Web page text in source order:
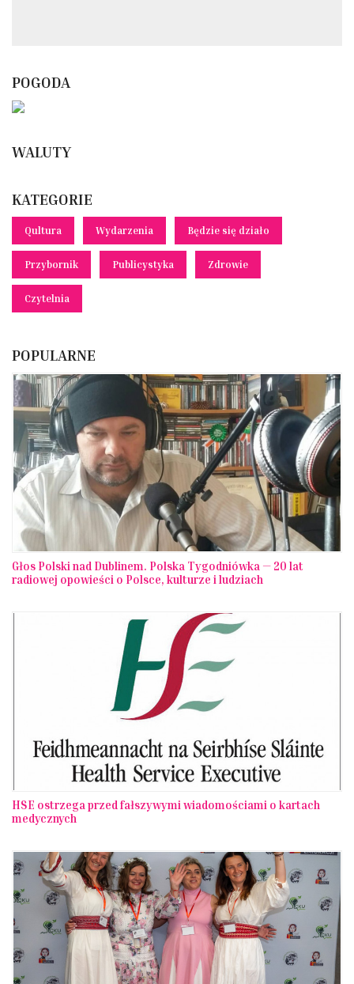
POGODA
WALUTY
KATEGORIE
Qultura Wydarzenia Będzie się działo
Przybornik Publicystyka Zdrowie
Czytelnia
POPULARNE
Głos Polski nad Dublinem. Polska Tygodniówka — 20 lat
radiowej opowieści o Polsce, kulturze i ludziach
HSE ostrzega przed fałszywymi wiadomościami o kartach
medycznych